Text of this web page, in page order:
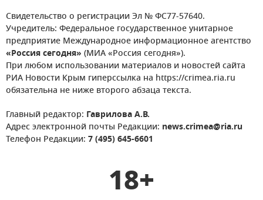
Свидетельство о регистрации Эл № ФС77-57640.
Учредитель: Федеральное государственное унитарное
предприятие Международное информационное агентство
«Россия сегодня» (МИА «Россия сегодня»).
При любом использовании материалов и новостей сайта
РИА Новости Крым гиперссылка на https://crimea.ria.ru
обязательна не ниже второго абзаца текста.
Главный редактор: Гаврилова А.В.
Адрес электронной почты Редакции: news.crimea@ria.ru
Телефон Редакции: 7 (495) 645-6601
18+